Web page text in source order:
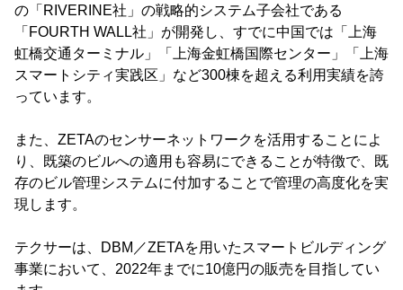
の「RIVERINE社」の戦略的システム子会社である
「FOURTH WALL社」が開発し、すでに中国では「上海
虹橋交通ターミナル」「上海金虹橋国際センター」「上海
スマートシティ実践区」など300棟を超える利用実績を誇
っています。
また、ZETAのセンサーネットワークを活用することによ
り、既築のビルへの適用も容易にできることが特徴で、既
存のビル管理システムに付加することで管理の高度化を実
現します。
テクサーは、DBM／ZETAを用いたスマートビルディング
事業において、2022年までに10億円の販売を目指してい